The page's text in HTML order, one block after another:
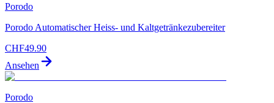
Porodo
Porodo Automatischer Heiss- und Kaltgetränkezubereiter
CHF49.90
Ansehen
Porodo